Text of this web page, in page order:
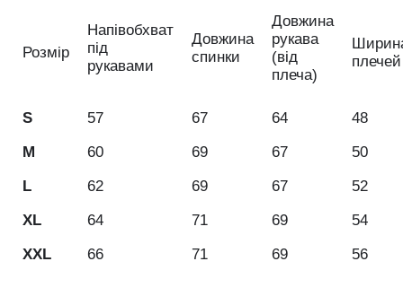
Розмір
Напівобхват
під
рукавами
Довжина
спинки
Довжина
рукава
(від
плеча)
плечей
S 57 67 64
48
M
60 69 67
50
L
62 69 67
52
XL
64 71 69
54
XXL
66 71 69 56